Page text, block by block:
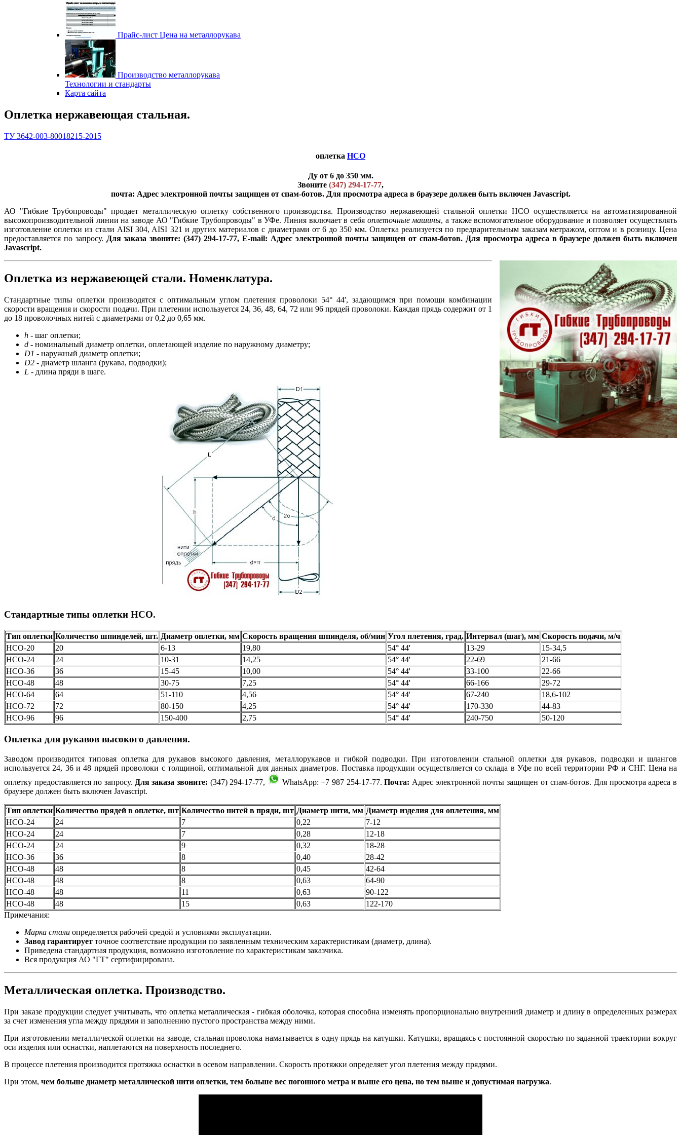
Прайс-лист Цена на металлорукава
Производство металлорукава
Технологии и стандарты
Карта сайта
Оплетка нержавеющая стальная.
ТУ 3642-003-80018215-2015
оплетка НСО
Ду от 6 до 350 мм.
Звоните (347) 294-17-77,
почта: Адрес электронной почты защищен от спам-ботов. Для просмотра адреса в браузере должен быть включен Javascript.
АО "Гибкие Трубопроводы" продает металлическую оплетку собственного производства. Производство нержавеющей стальной оплетки НСО осуществляется на автоматизированной
высокопроизводительной линии на заводе АО "Гибкие Трубопроводы" в УФе. Линия включает в себя оплеточные машины, а также вспомогательное оборудование и позволяет осуществлять
изготовление оплетки из стали AISI 304, AISI 321 и других материалов с диаметрами от 6 до 350 мм. Оплетка реализуется по предварительным заказам метражом, оптом и в розницу. Цена
предоставляется по запросу. Для заказа звоните: (347) 294-17-77, E-mail: Адрес электронной почты защищен от спам-ботов. Для просмотра адреса в браузере должен быть включен
Javascript.
Оплетка из нержавеющей стали. Номенклатура.
Стандартные типы оплетки производятся с оптимальным углом плетения проволоки 54° 44', задающимся при помощи комбинации
скорости вращения и скорости подачи. При плетении используется 24, 36, 48, 64, 72 или 96 прядей проволоки. Каждая прядь содержит от 1
до 18 проволочных нитей с диаметрами от 0,2 до 0,65 мм.
h - шаг оплетки;
d - номинальный диаметр оплетки, оплетающей изделие по наружному диаметру;
D1 - наружный диаметр оплетки;
D2 - диаметр шланга (рукава, подводки);
L - длина пряди в шаге.
Стандартные типы оплетки НСО.
Тип оплетки Количество шпинделей, шт. Диаметр оплетки, мм Скорость вращения шпинделя, об/мин Угол плетения, град. Интервал (шаг), мм Скорость подачи, м/ч
НСО-20
20 6-13 19,80 54° 44' 13-29
15-34,5
НСО-24
24 10-31 14,25 54° 44' 22-69
21-66
НСО-36
36 15-45 10,00 54° 44' 33-100
22-66
НСО-48
48 30-75 7,25 54° 44' 66-166
29-72
НСО-64
64 51-110 4,56 54° 44' 67-240
18,6-102
НСО-72
72 80-150 4,25 54° 44' 170-330
44-83
НСО-96
96 150-400 2,75 54° 44' 240-750 50-120
Оплетка для рукавов высокого давления.
Заводом производится типовая оплетка для рукавов высокого давления, металлорукавов и гибкой подводки. При изготовлении стальной оплетки для рукавов, подводки и шлангов
используется 24, 36 и 48 прядей проволоки с толщиной, оптимальной для данных диаметров. Поставка продукции осуществляется со склада в Уфе по всей территории РФ и СНГ. Цена на
оплетку предоставляется по запросу. Для заказа звоните: (347) 294-17-77, WhatsApp: +7 987 254-17-77.Почта: Адрес электронной почты защищен от спам-ботов. Для просмотра адреса в
браузере должен быть включен Javascript.
Тип оплетки Количество прядей в оплетке, шт Количество нитей в пряди, шт Диаметр нити, мм Диаметр изделия для оплетения, мм
НСО-24
24 7 0,22
7-12
НСО-24
24 7 0,28
12-18
НСО-24
24 9 0,32
18-28
НСО-36
36 8 0,40
28-42
НСО-48
48 8 0,45
42-64
НСО-48
48 8 0,63
64-90
НСО-48
48 11 0,63
90-122
НСО-48
48 15 0,63
122-170
Примечания:
Марка стали определяется рабочей средой и условиями эксплуатации.
Завод гарантирует точное соответствие продукции по заявленным техническим характеристикам (диаметр, длина).
Приведена стандартная продукция, возможно изготовление по характеристикам заказчика.
Вся продукция АО "ГТ" сертифицирована.
Металлическая оплетка. Производство.
При заказе продукции следует учитывать, что оплетка металлическая - гибкая оболочка, которая способна изменять пропорционально внутренний диаметр и длину в определенных размерах
за счет изменения угла между прядями и заполнению пустого пространства между ними.
При изготовлении металлической оплетки на заводе, стальная проволока наматывается в одну прядь на катушки. Катушки, вращаясь с постоянной скоростью по заданной траектории вокруг
оси изделия или оснастки, наплетаются на поверхность последнего.
В процессе плетения производится протяжка оснастки в осевом направлении. Скорость протяжки определяет угол плетения между прядями.
При этом, чем больше диаметр металлической нити оплетки, тем больше вес погонного метра и выше его цена, но тем выше и допустимая нагрузка.